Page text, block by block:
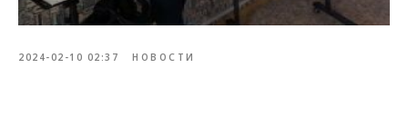
2024-02-10 02:37 НОВОСТИ